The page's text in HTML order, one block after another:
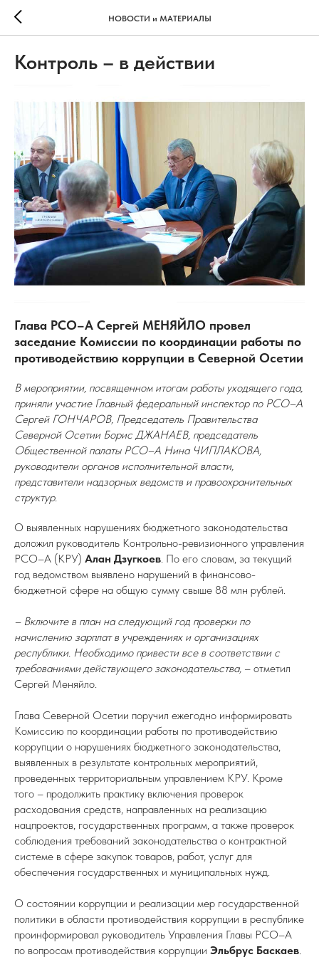
НОВОСТИ и МАТЕРИАЛЫ
Контроль – в действии
Глава РСО–А Сергей МЕНЯЙЛО провел
заседание Комиссии по координации работы по
противодействию коррупции в Северной Осетии
В мероприятии, посвященном итогам работы уходящего года,
приняли участие Главный федеральный инспектор по РСО–А
Сергей ГОНЧАРОВ, Председатель Правительства
Северной Осетии Борис ДЖАНАЕВ, председатель
Общественной палаты РСО–А Нина ЧИПЛАКОВА,
руководители органов исполнительной власти,
представители надзорных ведомств и правоохранительных
структур.
О выявленных нарушениях бюджетного законодательства
доложил руководитель Контрольно-ревизионного управления
РСО–А (КРУ) Алан Дзугкоев. По его словам, за текущий
год ведомством выявлено нарушений в финансово-
бюджетной сфере на общую сумму свыше 88 млн рублей.
– Включите в план на следующий год проверки по
начислению зарплат в учреждениях и организациях
республики. Необходимо привести все в соответствии с
требованиями действующего законодательства, – отметил
Сергей Меняйло.
Глава Северной Осетии поручил ежегодно информировать
Комиссию по координации работы по противодействию
коррупции о нарушениях бюджетного законодательства,
выявленных в результате контрольных мероприятий,
проведенных территориальным управлением КРУ. Кроме
того – продолжить практику включения проверок
расходования средств, направленных на реализацию
нацпроектов, государственных программ, а также проверок
соблюдения требований законодательства о контрактной
системе в сфере закупок товаров, работ, услуг для
обеспечения государственных и муниципальных нужд.
О состоянии коррупции и реализации мер государственной
политики в области противодействия коррупции в республике
проинформировал руководитель Управления Главы РСО–А
по вопросам противодействия коррупции Эльбрус Баскаев.